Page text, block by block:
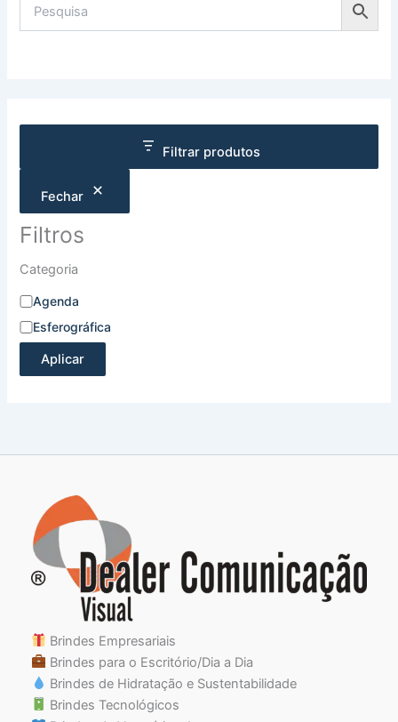
Filtrar produtos
Fechar
Filtros
Categoria
Agenda
Esferográfica
Aplicar
Brindes Empresariais
Brindes para o Escritório/Dia a Dia
Brindes de Hidratação e Sustentabilidade
Brindes Tecnológicos